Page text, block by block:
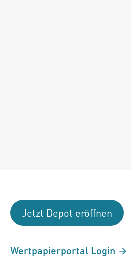
Jetzt Depot eröffnen
Wertpapierportal Login